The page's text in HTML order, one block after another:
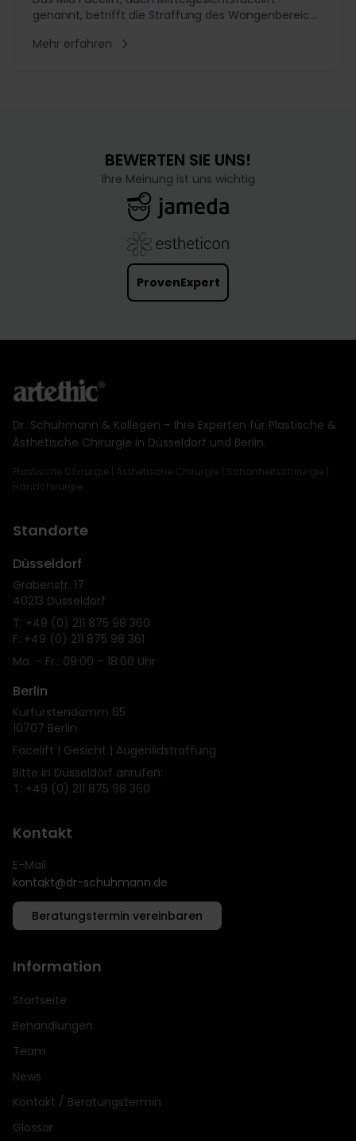
genannt, betrifft die Straffung des Wangenbereichs
Hängebäckchen zum Einsatz. Dr. Schuhmann, ein
Mehr erfahren
BEWERTEN SIE UNS!
Ihre Meinung ist uns wichtig
ProvenExpert
Dr. Schuhmann & Kollegen – Ihre Experten für Plastische &
Ästhetische Chirurgie in Düsseldorf und Berlin.
Plastische Chirurgie | Ästhetische Chirurgie | Schönheitschirurgie |
Handchirurgie
Standorte
Düsseldorf
Grabenstr. 17
40213 Düsseldorf
T: +49 (0) 211 875 98 360
F: +49 (0) 211 875 98 361
Mo. – Fr.: 09:00 – 18:00 Uhr
Berlin
Kurfürstendamm 65
10707 Berlin
Facelift | Gesicht | Augenlidstraffung
Bitte in Düsseldorf anrufen:
T: +49 (0) 211 875 98 360
Kontakt
E-Mail
kontakt@dr-schuhmann.de
Beratungstermin vereinbaren
Information
Startseite
Behandlungen
Team
News
Kontakt / Beratungstermin
Glossar